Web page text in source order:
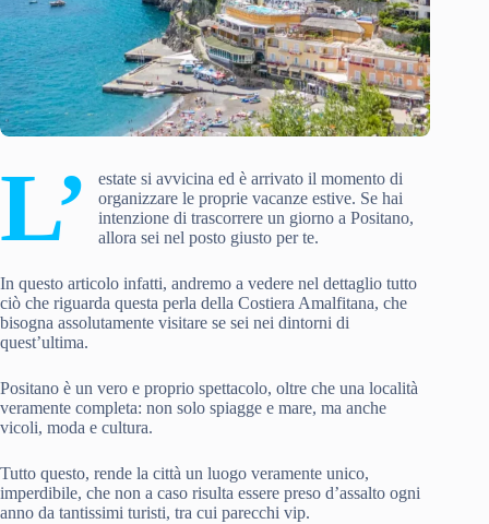
L’
estate si avvicina ed è arrivato il momento di
organizzare le proprie vacanze estive. Se hai
intenzione di trascorrere un giorno a Positano,
allora sei nel posto giusto per te.
In questo articolo infatti, andremo a vedere nel dettaglio tutto
ciò che riguarda questa perla della Costiera Amalfitana, che
bisogna assolutamente visitare se sei nei dintorni di
quest’ultima.
Positano è un vero e proprio spettacolo, oltre che una località
veramente completa: non solo spiagge e mare, ma anche
vicoli, moda e cultura.
Tutto questo, rende la città un luogo veramente unico,
imperdibile, che non a caso risulta essere preso d’assalto ogni
anno da tantissimi turisti, tra cui parecchi vip.